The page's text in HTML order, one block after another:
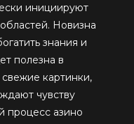
инициируют
Новизна
знания и
полезна в
картинки,
чувству
процесс азино